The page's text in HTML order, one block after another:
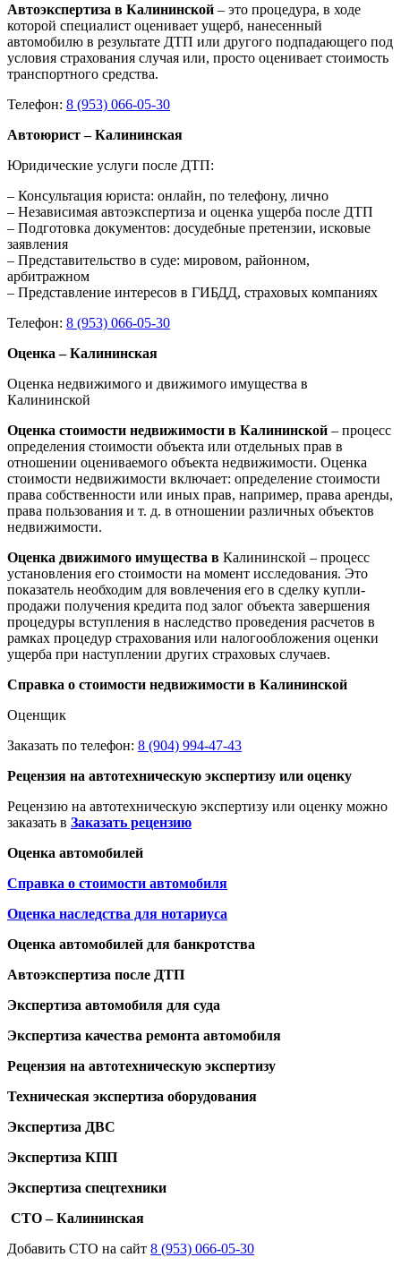
Автоэкспертиза в Калининской – это процедура, в ходе
которой специалист оценивает ущерб, нанесенный
автомобилю в результате ДТП или другого подпадающего под
условия страхования случая или, просто оценивает стоимость
транспортного средства.
Телефон: 8 (953) 066-05-30
Автоюрист – Калининская
Юридические услуги после ДТП:
– Консультация юриста: онлайн, по телефону, лично
– Независимая автоэкспертиза и оценка ущерба после ДТП
– Подготовка документов: досудебные претензии, исковые
заявления
– Представительство в суде: мировом, районном,
арбитражном
– Представление интересов в ГИБДД, страховых компаниях
Телефон: 8 (953) 066-05-30
Оценка – Калининская
Оценка недвижимого и движимого имущества в
Калининской
Оценка стоимости недвижимости в Калининской – процесс
определения стоимости объекта или отдельных прав в
отношении оцениваемого объекта недвижимости. Оценка
стоимости недвижимости включает: определение стоимости
права собственности или иных прав, например, права аренды,
права пользования и т. д. в отношении различных объектов
недвижимости.
Оценка движимого имущества в Калининской – процесс
установления его стоимости на момент исследования. Это
показатель необходим для вовлечения его в сделку купли-
продажи получения кредита под залог объекта завершения
процедуры вступления в наследство проведения расчетов в
рамках процедур страхования или налогообложения оценки
ущерба при наступлении других страховых случаев.
Справка о стоимости недвижимости в Калининской
Оценщик
Заказать по телефон: 8 (904) 994-47-43
Рецензия на автотехническую экспертизу или оценку
Рецензию на автотехническую экспертизу или оценку можно
заказать в Заказать рецензию
Оценка автомобилей
Справка о стоимости автомобиля
Оценка наследства для нотариуса
Оценка автомобилей для банкротства
Автоэкспертиза после ДТП
Экспертиза автомобиля для суда
Экспертиза качества ремонта автомобиля
Рецензия на автотехническую экспертизу
Техническая экспертиза оборудования
Экспертиза ДВС
Экспертиза КПП
Экспертиза спецтехники
СТО – Калининская
Добавить СТО на сайт 8 (953) 066-05-30